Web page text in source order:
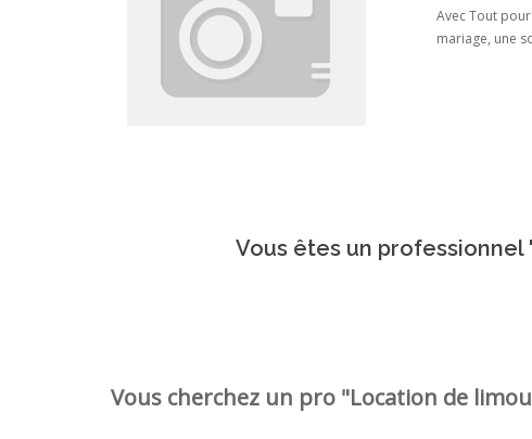
Avec Tout
mariage, une
Vous êtes un
Vous cherchez un pro "Location de